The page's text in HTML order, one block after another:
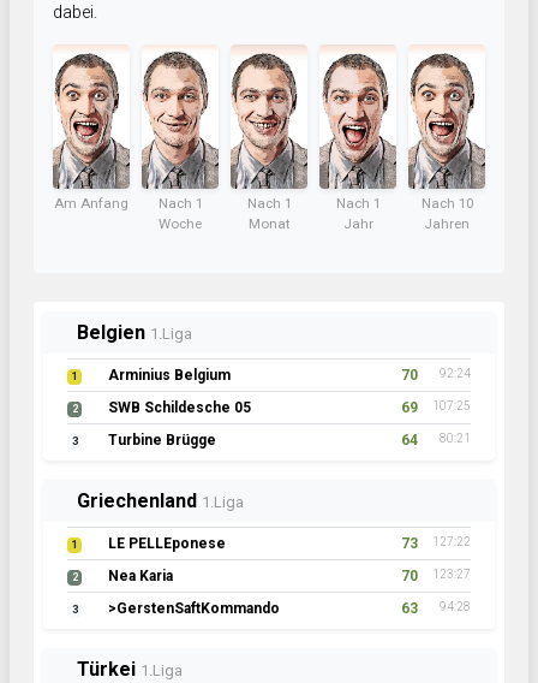
dabei.
Am Anfang
Nach 1
Woche
Nach 1
Monat
Nach 1
Jahr
Nach 10
Jahren
Belgien 1.Liga
1 Arminius Belgium 70 92:24
2 SWB Schildesche 05 69 107:25
3 Turbine Brügge 64 80:21
Griechenland 1.Liga
1 LE PELLEponese 73 127:22
2 Nea Karia 70 123:27
3 >GerstenSaftKommando 63 94:28
Türkei 1.Liga